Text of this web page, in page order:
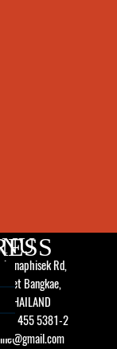
Rd,
Bangkae,
THAILAND
02 455 5381-2
menu